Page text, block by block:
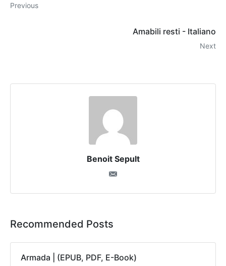
Previous
Amabili resti - Italiano
Next
Benoit Sepult
Recommended Posts
Armada | (EPUB, PDF, E-Book)